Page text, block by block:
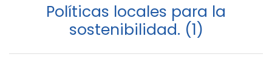
Políticas locales para la
sostenibilidad. (1)